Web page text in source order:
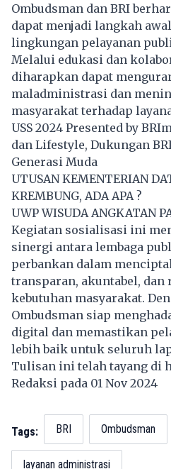
Ombudsman dan BRI
dapat menjadi langkah
lingkungan pelayanan
Melalui edukasi dan
diharapkan dapat
maladministrasi dan
masyarakat terhadap
USS 2024 Presented by
dan Lifestyle, Dukungan
Generasi Muda
UTUSAN KEMENTERIAN
KREMBUNG, ADA APA ?
UWP WISUDA ANGKATAN
Kegiatan sosialisasi ini
sinergi antara lembaga
perbankan dalam
transparan, akuntabel, dan
kebutuhan masyarakat.
Ombudsman siap
digital dan memastikan
lebih baik untuk seluruh
Tulisan ini telah tayang di
Redaksi pada 01 Nov 2024
Tags: BRI Ombudsman
layanan administrasi